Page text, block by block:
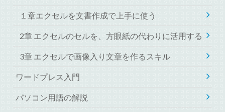
１章エクセルを文書作成で上手に使う
2章 エクセルのセルを、方眼紙の代わりに活用する
3章 エクセルで画像入り文章を作るスキル
ワードプレス入門
パソコン用語の解説